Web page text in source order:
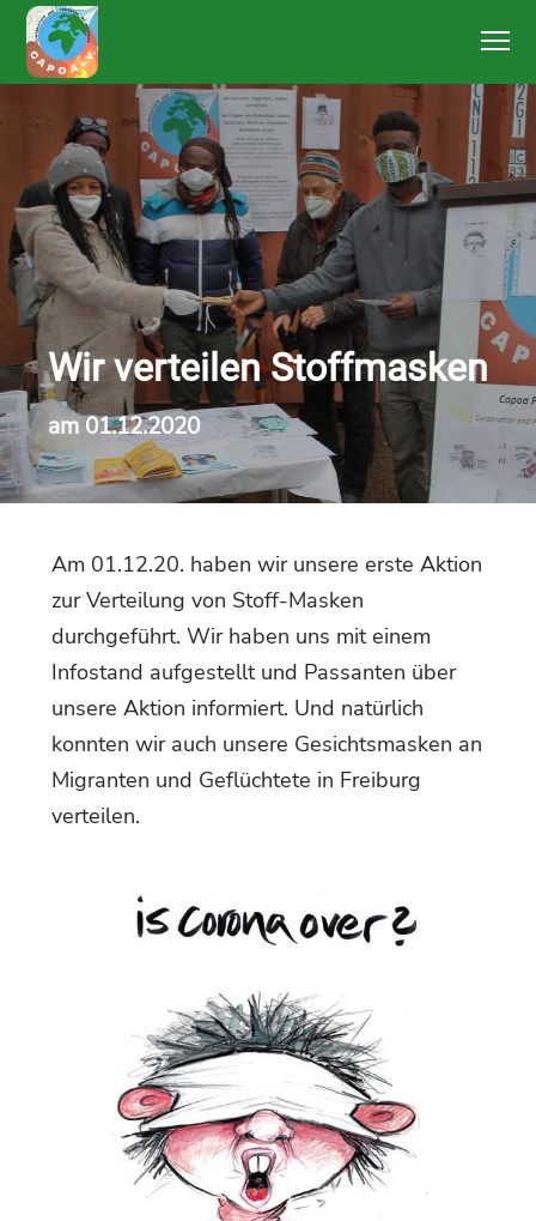
Wir verteilen Stoffmasken
am 01.12.2020
Am 01.12.20. haben wir unsere erste Aktion
zur Verteilung von Stoff-Masken
durchgeführt. Wir haben uns mit einem
Infostand aufgestellt und Passanten über
unsere Aktion informiert. Und natürlich
konnten wir auch unsere Gesichtsmasken an
Migranten und Geflüchtete in Freiburg
verteilen.